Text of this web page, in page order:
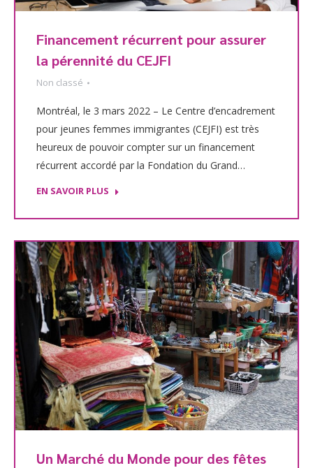
Financement récurrent pour assurer
la pérennité du CEJFI
Non classé
Montréal, le 3 mars 2022 – Le Centre d’encadrement
pour jeunes femmes immigrantes (CEJFI) est très
heureux de pouvoir compter sur un financement
récurrent accordé par la Fondation du Grand…
EN SAVOIR PLUS
Un Marché du Monde pour des fêtes